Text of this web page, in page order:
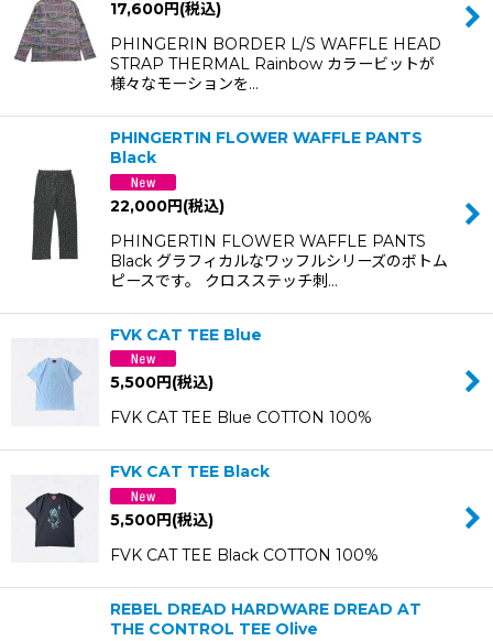
17,600円(税込)
PHINGERIN BORDER L/S WAFFLE HEAD
STRAP THERMAL Rainbow カラービットが
様々なモーションを…
PHINGERTIN FLOWER WAFFLE PANTS
Black
22,000円(税込)
PHINGERTIN FLOWER WAFFLE PANTS
Black グラフィカルなワッフルシリーズのボトム
ピースです。 クロスステッチ刺…
FVK CAT TEE Blue
5,500円(税込)
FVK CAT TEE Blue COTTON 100%
FVK CAT TEE Black
5,500円(税込)
FVK CAT TEE Black COTTON 100%
REBEL DREAD HARDWARE DREAD AT
THE CONTROL TEE Olive